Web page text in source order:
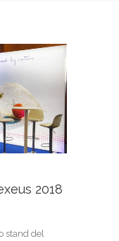
2018
stand del